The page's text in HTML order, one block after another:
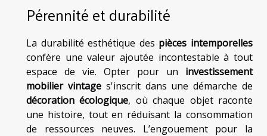
Pérennité et durabilité
La durabilité esthétique des pièces intemporelles
confère une valeur ajoutée incontestable à tout
espace de vie. Opter pour un investissement
mobilier vintages'inscrit dans une démarche de
décoration écologique, où chaque objet raconte
une histoire, tout en réduisant la consommation
de ressources neuves. L’engouement pour la